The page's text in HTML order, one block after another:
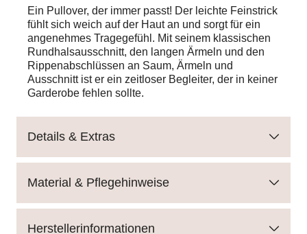
Ein Pullover, der immer passt! Der leichte Feinstrick
fühlt sich weich auf der Haut an und sorgt für ein
angenehmes Tragegefühl. Mit seinem klassischen
Rundhalsausschnitt, den langen Ärmeln und den
Rippenabschlüssen an Saum, Ärmeln und
Ausschnitt ist er ein zeitloser Begleiter, der in keiner
Garderobe fehlen sollte.
Details & Extras
Material & Pflegehinweise
Herstellerinformationen